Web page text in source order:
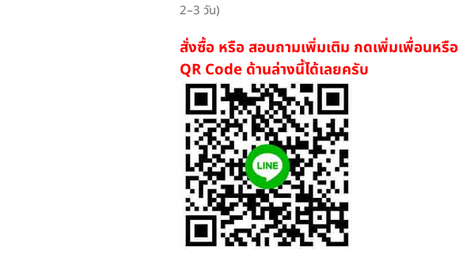
2–3 วัน)
สั่งซื้อ หรือ สอบถามเพิ่มเติม กดเพิ่มเพื่อนหรื
QR Code ด้านล่างนี้ได้เลยครับ